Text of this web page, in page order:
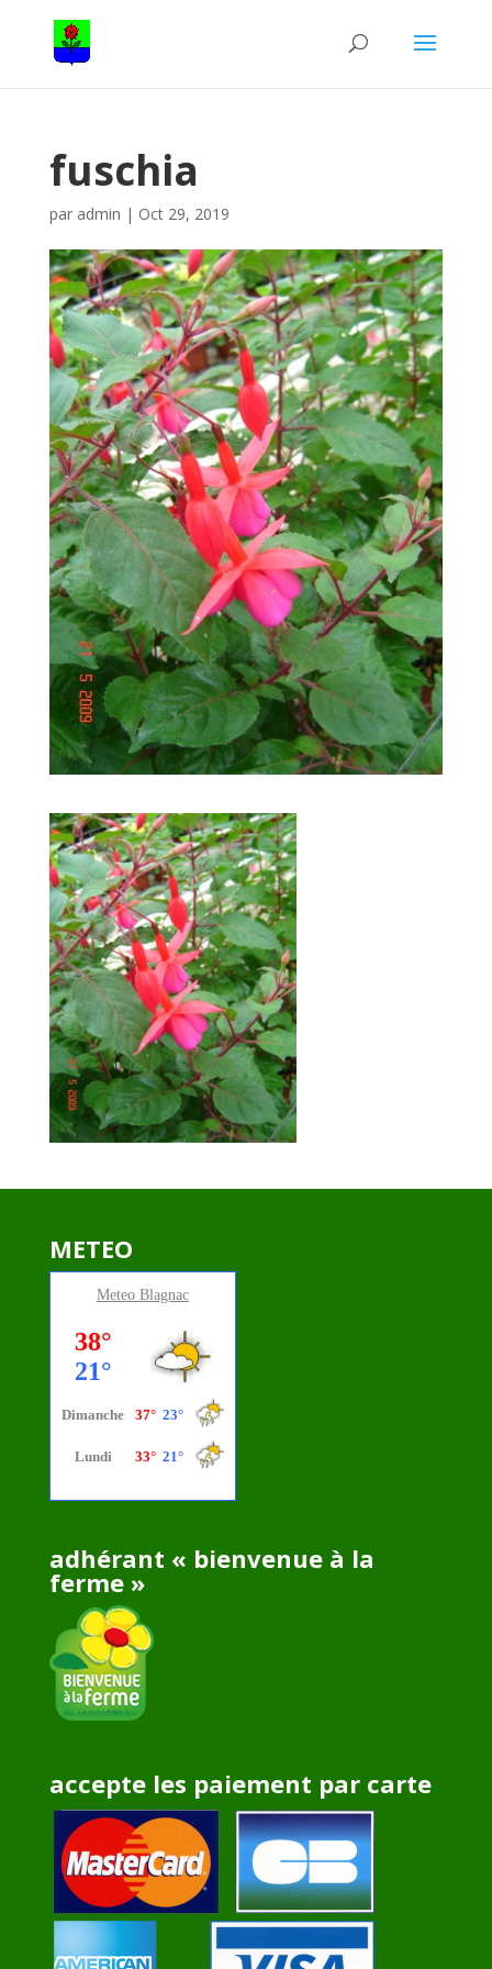
fuschia
par admin | Oct 29, 2019
METEO
Meteo Blagnac
adhérant « bienvenue à la
ferme »
accepte les paiement par carte